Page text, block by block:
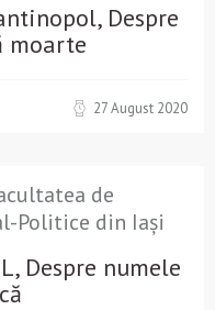
Despre
moarte
27 August 2020
de
Politice din Iași
Despre numele